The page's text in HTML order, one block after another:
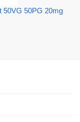
50VG 50PG 20mg